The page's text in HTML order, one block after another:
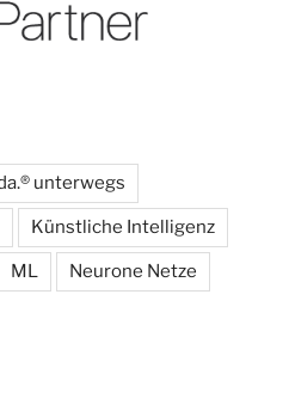
unterwegs
Künstliche Intelligenz
ML Neurone Netze